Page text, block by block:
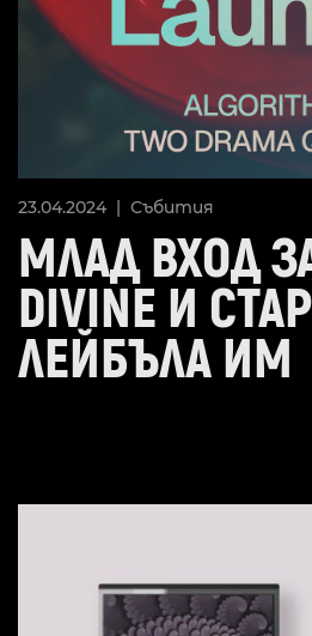
23.04.2024 | Събития
МЛАД ВХОД
DIVINE И
ЛЕЙБЪЛА ИМ